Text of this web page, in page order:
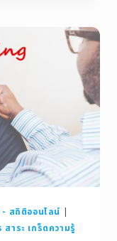
- สถิติออนไลน์ |
สาระ เกร็ดความรู้